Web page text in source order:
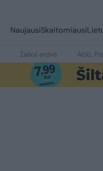
NaujausiSkaitomiausi
Žalioji erdvė Ačiū,